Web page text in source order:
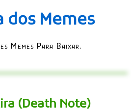
dos Memes
Memes Para Baixar.
(Death Note)